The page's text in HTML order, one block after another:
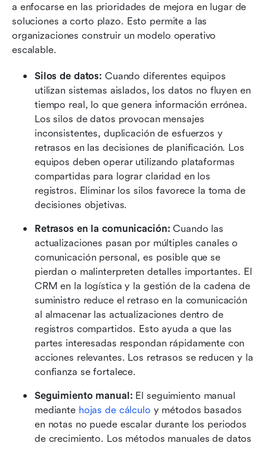
a enfocarse en las prioridades de mejora en lugar de
soluciones a corto plazo. Esto permite a las
organizaciones construir un modelo operativo
escalable.
Silos de datos: Cuando diferentes equipos
utilizan sistemas aislados, los datos no fluyen en
tiempo real, lo que genera información errónea.
Los silos de datos provocan mensajes
inconsistentes, duplicación de esfuerzos y
retrasos en las decisiones de planificación. Los
equipos deben operar utilizando plataformas
compartidas para lograr claridad en los
registros. Eliminar los silos favorece la toma de
decisiones objetivas.
Retrasos en la comunicación: Cuando las
actualizaciones pasan por múltiples canales o
comunicación personal, es posible que se
pierdan o malinterpreten detalles importantes. El
CRM en la logística y la gestión de la cadena de
suministro reduce el retraso en la comunicación
al almacenar las actualizaciones dentro de
registros compartidos. Esto ayuda a que las
partes interesadas respondan rápidamente con
acciones relevantes. Los retrasos se reducen y la
confianza se fortalece.
Seguimiento manual: El seguimiento manual
mediante hojas de cálculo y métodos basados
en notas no puede escalar durante los periodos
de crecimiento. Los métodos manuales de datos